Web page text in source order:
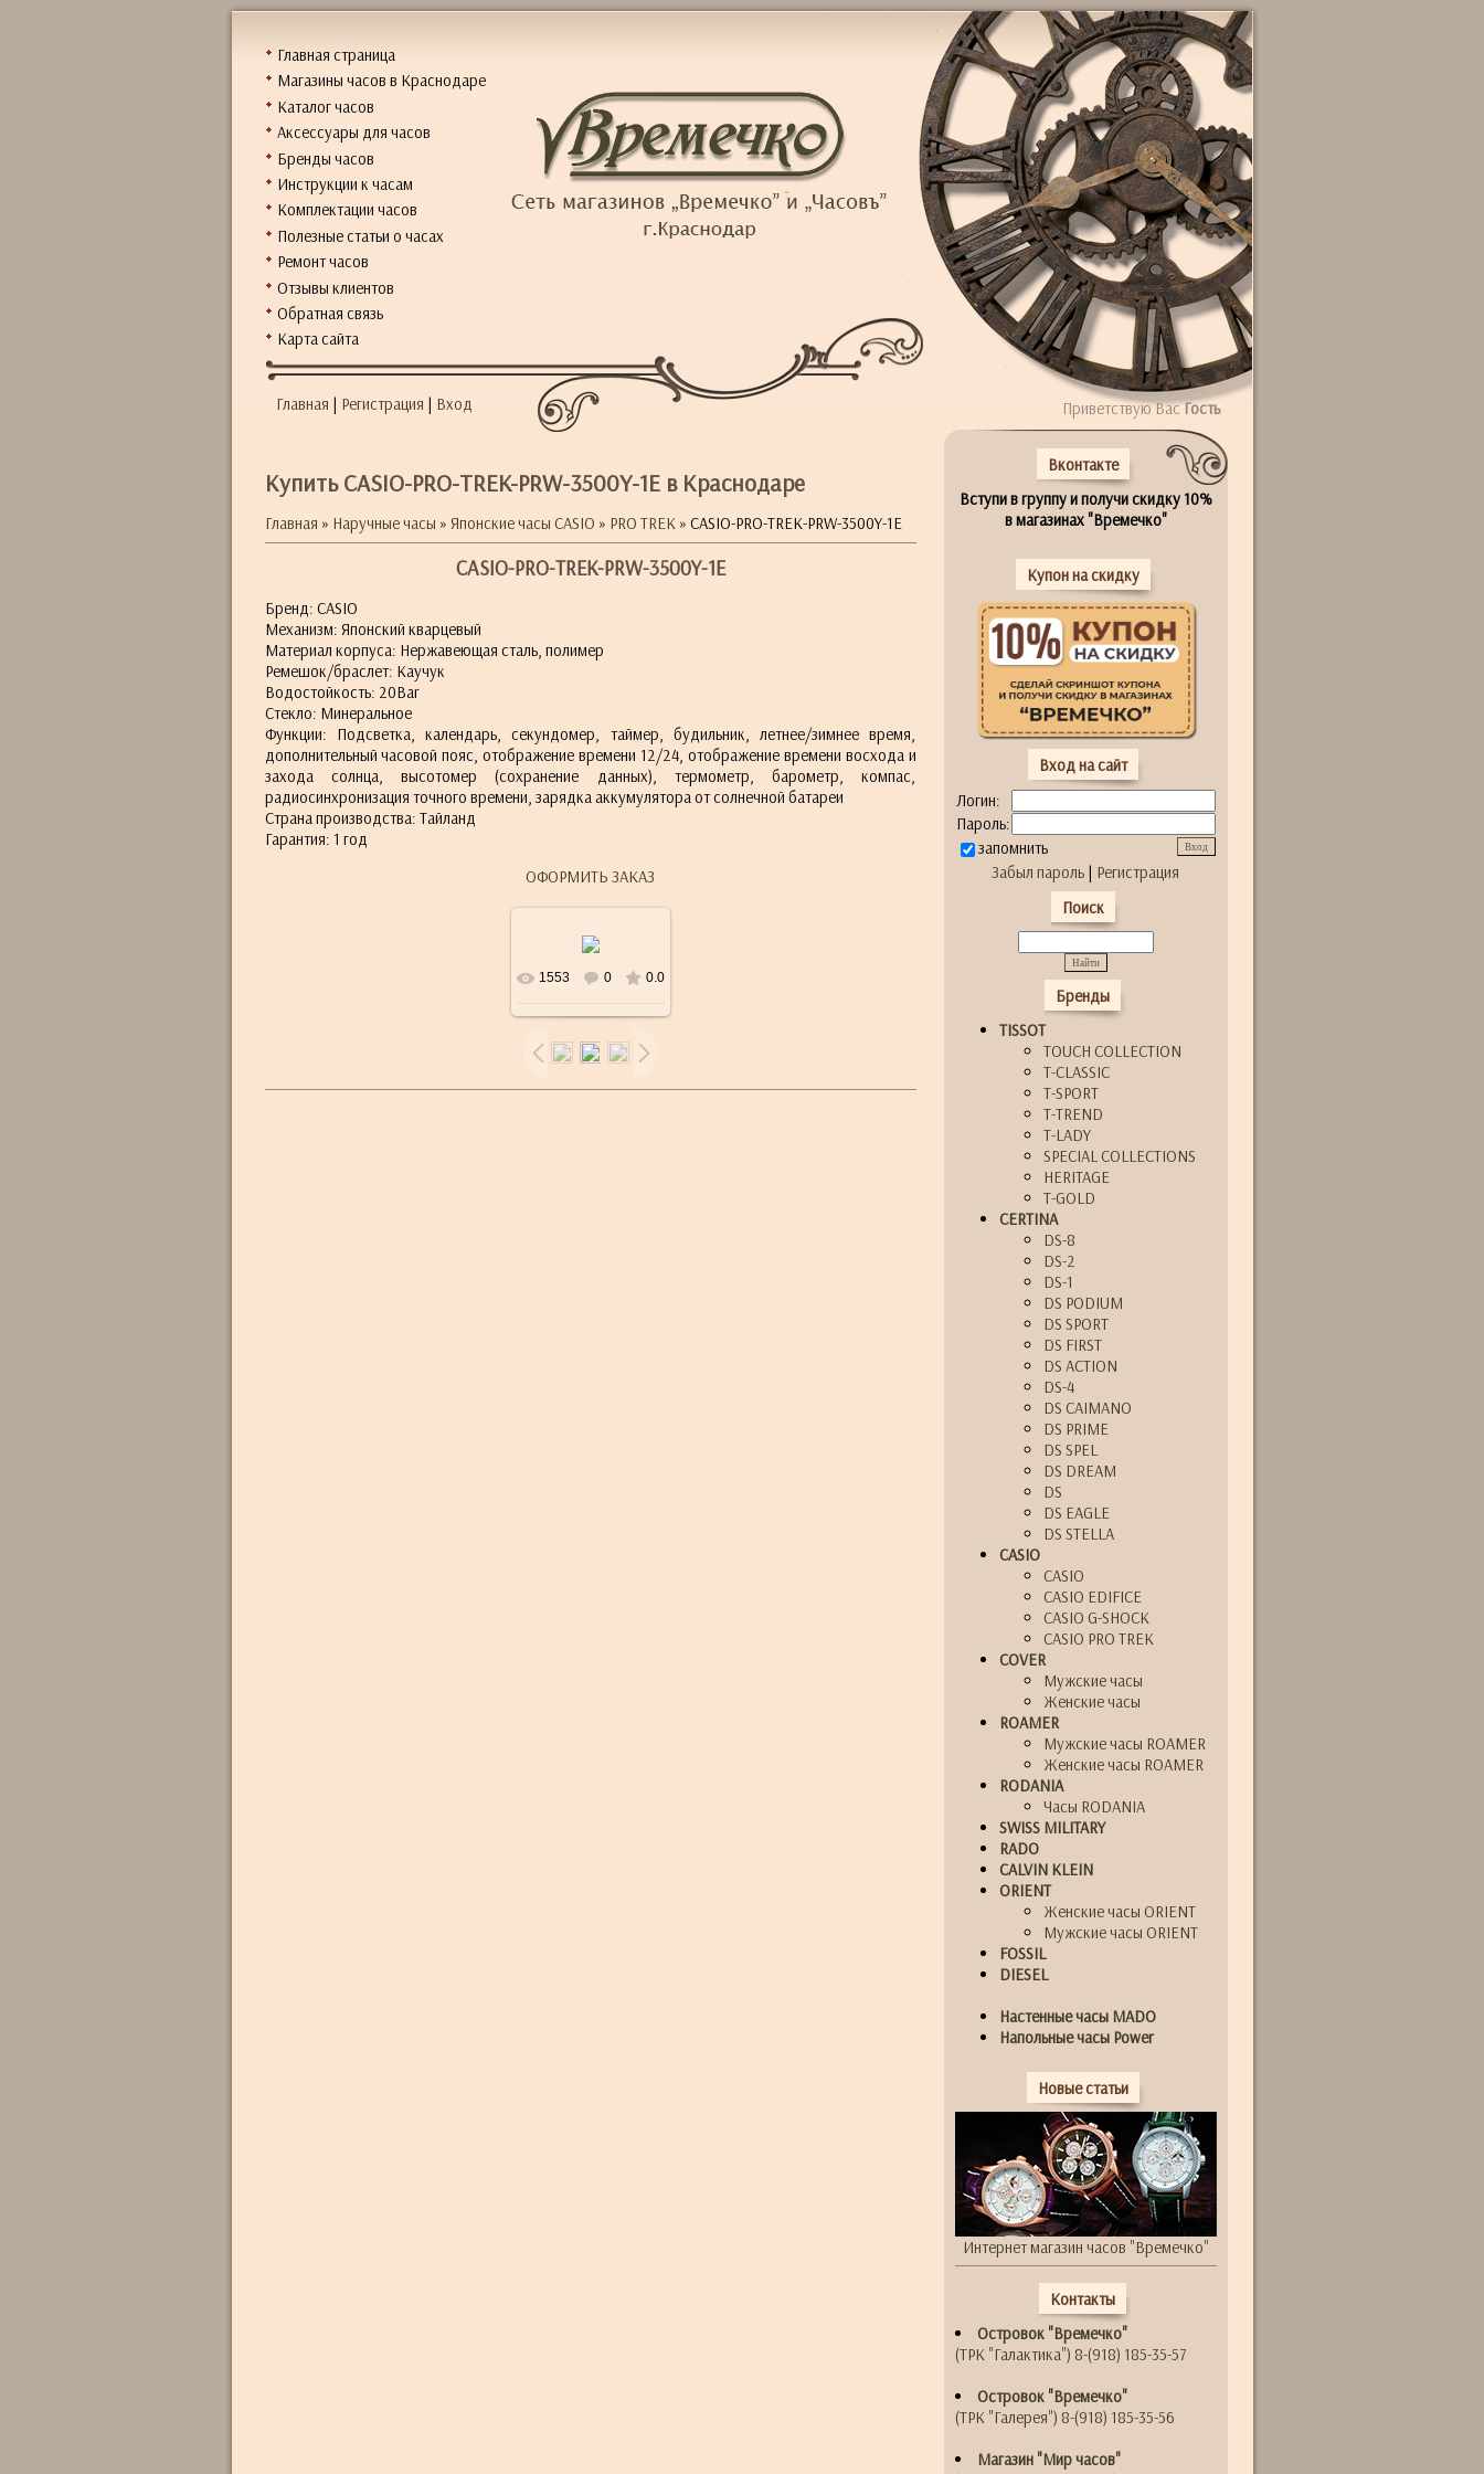
Главная страница
Магазины часов в Краснодаре
Каталог часов
Аксессуары для часов
Бренды часов
Инструкции к часам
Комплектации часов
Полезные статьи о часах
Ремонт часов
Отзывы клиентов
Обратная связь
Карта сайта
Главная | Регистрация | Вход
Купить CASIO-PRO-TREK-PRW-3500Y-1E в Краснодаре
Главная » Наручные часы » Японские часы CASIO » PRO TREK» CASIO-PRO-TREK-PRW-3500Y-1E
CASIO-PRO-TREK-PRW-3500Y-1E
Бренд: CASIO
Механизм: Японский кварцевый
Материал корпуса: Нержавеющая сталь, полимер
Ремешок/браслет: Каучук
Водостойкость: 20Bar
Стекло: Минеральное
Функции: Подсветка, календарь, секундомер, таймер, будильник, летнее/зимнее время,
дополнительный часовой пояс, отображение времени 12/24, отображение времени восхода и
захода солнца, высотомер (сохранение данных), термометр, барометр, компас,
радиосинхронизация точного времени, зарядка аккумулятора от солнечной батареи
Страна производства: Тайланд
Гарантия: 1 год
ОФОРМИТЬ ЗАКАЗ
1553 0 0.0
Приветствую ВасГость
Вконтакте
Вступи в группу и получи скидку 10%
в магазинах "Времечко"
Купон на скидку
Вход на сайт
Логин:
Пароль:
запомнить
Забыл пароль | Регистрация
Поиск
Бренды
TISSOT
TOUCH COLLECTION
T-CLASSIC
T-SPORT
T-TREND
T-LADY
SPECIAL COLLECTIONS
HERITAGE
T-GOLD
CERTINA
DS-8
DS-2
DS-1
DS PODIUM
DS SPORT
DS FIRST
DS ACTION
DS-4
DS CAIMANO
DS PRIME
DS SPEL
DS DREAM
DS
DS EAGLE
DS STELLA
CASIO
CASIO
CASIO EDIFICE
CASIO G-SHOCK
CASIO PRO TREK
COVER
Мужские часы
Женские часы
ROAMER
Мужские часы ROAMER
Женские часы ROAMER
RODANIA
Часы RODANIA
SWISS MILITARY
RADO
CALVIN KLEIN
ORIENT
Женские часы ORIENT
Мужские часы ORIENT
FOSSIL
DIESEL
Настенные часы MADO
Напольные часы Power
Новые статьи
Интернет магазин часов "Времечко"
Контакты
Островок "Времечко"
(ТРК "Галактика") 8-(918) 185-35-57
Островок "Времечко"
(ТРК "Галерея") 8-(918) 185-35-56
Магазин "Мир часов"